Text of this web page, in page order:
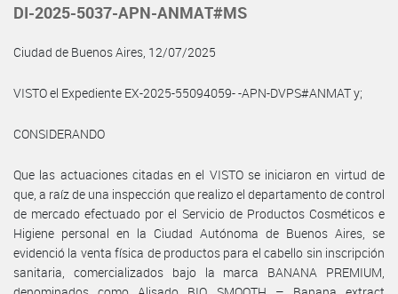
DI-2025-5037-APN-ANMAT#MS
Ciudad de Buenos Aires, 12/07/2025
VISTO el Expediente EX-2025-55094059- -APN-DVPS#ANMAT y;
CONSIDERANDO
Que las actuaciones citadas en el VISTO se iniciaron en virtud de
que, a raíz de una inspección que realizo el departamento de control
de mercado efectuado por el Servicio de Productos Cosméticos e
Higiene personal en la Ciudad Autónoma de Buenos Aires, se
evidenció la venta física de productos para el cabello sin inscripción
sanitaria, comercializados bajo la marca BANANA PREMIUM,